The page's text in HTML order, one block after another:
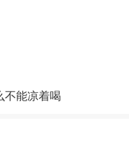
不能凉着喝